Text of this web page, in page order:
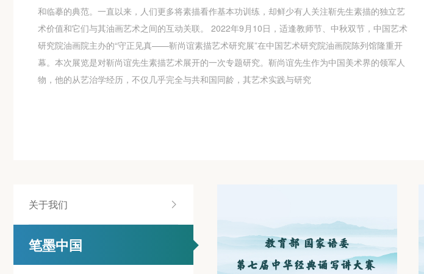
和临摹的典范。一直以来，人们更多将素描看作基本功训练，却鲜少有人关注靳先生素描的独立艺
术价值和它们与其油画艺术之间的互动关联。 2022年9月10日，适逢教师节、中秋双节，中国艺术
研究院油画院主办的“守正见真——靳尚谊素描艺术研究展”在中国艺术研究院油画院陈列馆隆重开
幕。本次展览是对靳尚谊先生素描艺术展开的一次专题研究。靳尚谊先生作为中国美术界的领军人
物，他的从艺治学经历，不仅几乎完全与共和国同龄，其艺术实践与研究
关于我们
笔墨中国